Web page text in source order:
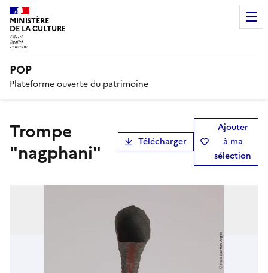
MINISTÈRE
DE LA CULTURE
POP
Plateforme ouverte du patrimoine
Trompe
"nagphani"
Télécharger
Ajouter
à ma
sélection